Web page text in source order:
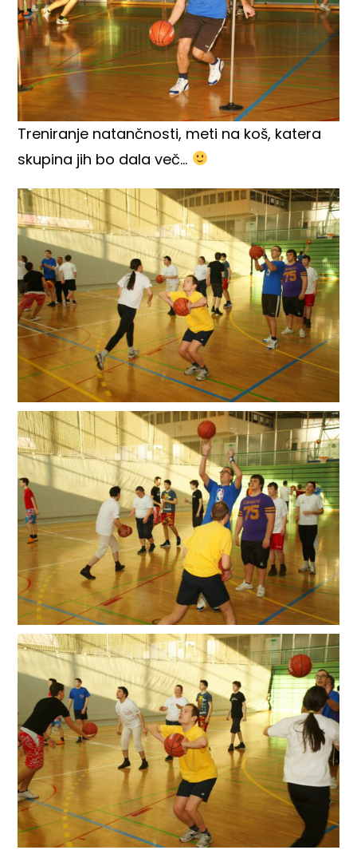
Treniranje natančnosti, meti na koš, katera
skupina jih bo dala več…